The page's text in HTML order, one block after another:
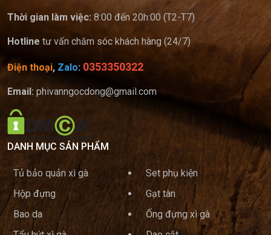
Thời gian làm việc: 8:00 đến 20h:00 (T2-T7)
Hotline tư vấn chăm sóc khách hàng (24/7)
Điện thoại, Zalo: 0353350322
Email: phivanngocdong@gmail.com
DANH MỤC SẢN PHẨM
Tủ bảo quản xì gà
Set phụ kiện
Hộp đựng
Gạt tàn
Bao da
Ống đựng xì gà